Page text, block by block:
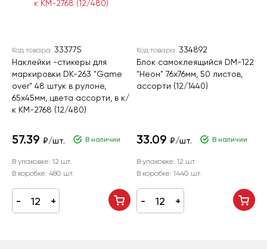
Код товара: 333775
Наклейки -стикеры для
маркировки DK-263 "Game
over" 48 штук в рулоне,
65х45мм, цвета ассорти, в к/
к KM-2768 (12/480)
57.39 ₽/шт. В наличии
В упаковке: 12 шт.
В коробке: 480 шт.
Код товара: 334892
Блок самоклеящийся DM-122
"Неон" 76х76мм, 50 листов,
ассорти (12/1440)
33.09 ₽/шт. В наличии
В упаковке: 12 шт.
В коробке: 1440 шт.